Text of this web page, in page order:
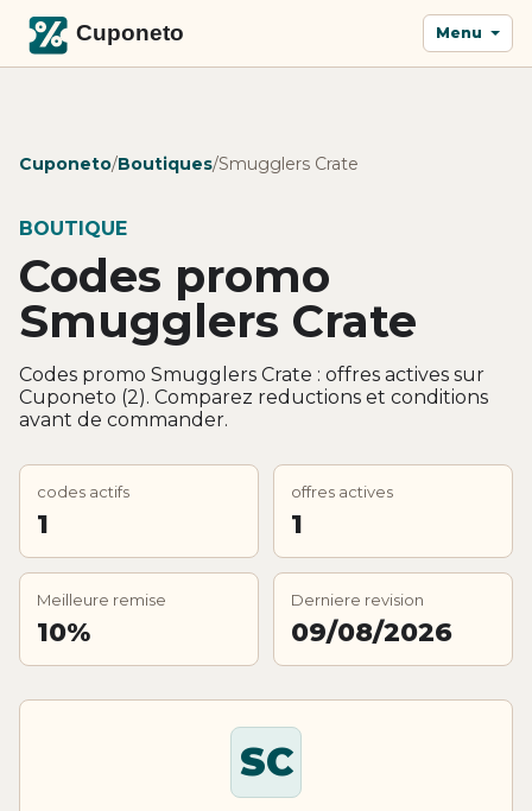
Menu
Cuponeto/Boutiques/Smugglers Crate
BOUTIQUE
Codes promo
Smugglers Crate
Codes promo Smugglers Crate : offres actives sur
Cuponeto (2). Comparez reductions et conditions
avant de commander.
codes actifs
1
offres actives
1
Meilleure remise
10%
Derniere revision
09/08/2026
SC